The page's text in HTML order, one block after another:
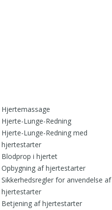
Hjertemassage
Hjerte-Lunge-Redning
Hjerte-Lunge-Redning med
hjertestarter
Blodprop i hjertet
Opbygning af hjertestarter
Sikkerhedsregler for anvendelse af
hjertestarter
Betjening af hjertestarter